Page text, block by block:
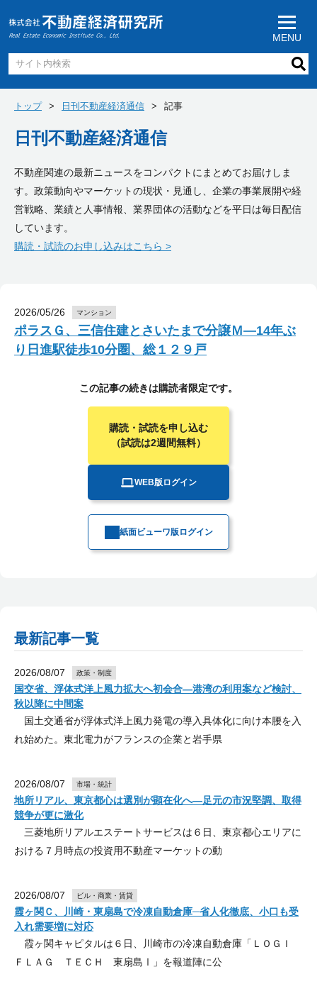
MENU
トップ 日刊不動産経済通信 記事
日刊不動産経済通信
不動産関連の最新ニュースをコンパクトにまとめてお届けしま
す。政策動向やマーケットの現状・見通し、企業の事業展開や経
営戦略、業績と人事情報、業界団体の活動などを平日は毎日配信
しています。
購読・試読のお申し込みはこちら >
2026/05/26 マンション
ポラスＧ、三信住建とさいたまで分譲Ｍ―14年ぶ
り日進駅徒歩10分圏、総１２９戸
この記事の続きは購読者限定です。
購読・試読を申し込む
（試読は2週間無料）
WEB版ログイン
紙面ビューワ版ログイン
最新記事一覧
2026/08/07 政策・制度
国交省、浮体式洋上風力拡大へ初会合―港湾の利用案など検討、
秋以降に中間案
国土交通省が浮体式洋上風力発電の導入具体化に向け本腰を入
れ始めた。東北電力がフランスの企業と岩手県
2026/08/07 市場・統計
地所リアル、東京都心は選別が顕在化へ―足元の市況堅調、取得
競争が更に激化
三菱地所リアルエステートサービスは６日、東京都心エリアに
おける７月時点の投資用不動産マーケットの動
2026/08/07 ビル・商業・賃貸
霞ヶ関Ｃ、川崎・東扇島で冷凍自動倉庫─省人化徹底、小口も受
入れ需要増に対応
霞ヶ関キャピタルは６日、川崎市の冷凍自動倉庫「ＬＯＧＩ
ＦＬＡＧ ＴＥＣＨ 東扇島Ⅰ」を報道陣に公